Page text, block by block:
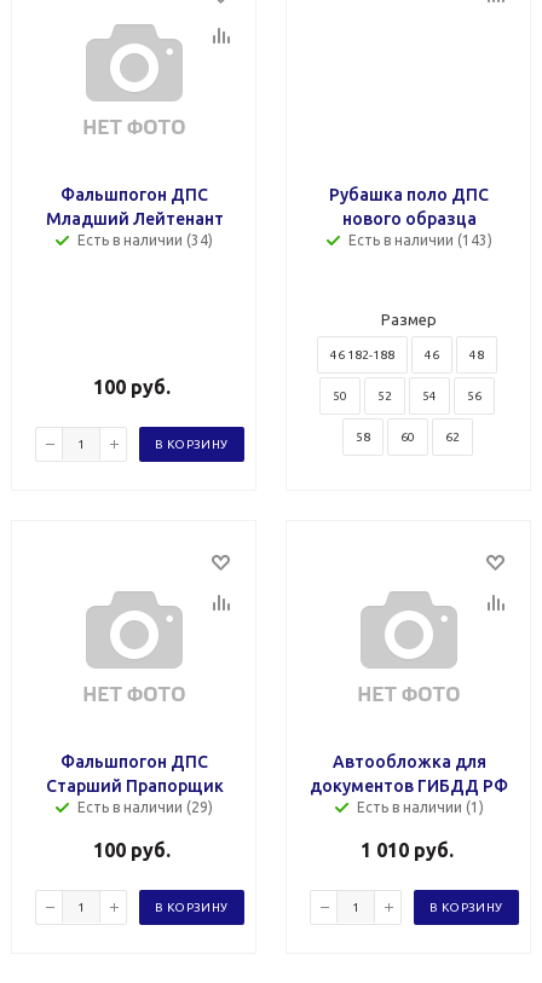
Фальшпогон ДПС
Младший Лейтенант
Есть в наличии (34)
100 руб.
В КОРЗИНУ
Рубашка поло ДПС
нового образца
Есть в наличии (143)
Размер
46 182-188 46 48
50 52 54 56
58 60 62
Фальшпогон ДПС
Старший Прапорщик
Есть в наличии (29)
100 руб.
В КОРЗИНУ
Автообложка для
документов ГИБДД РФ
Есть в наличии (1)
1 010руб.
В КОРЗИНУ